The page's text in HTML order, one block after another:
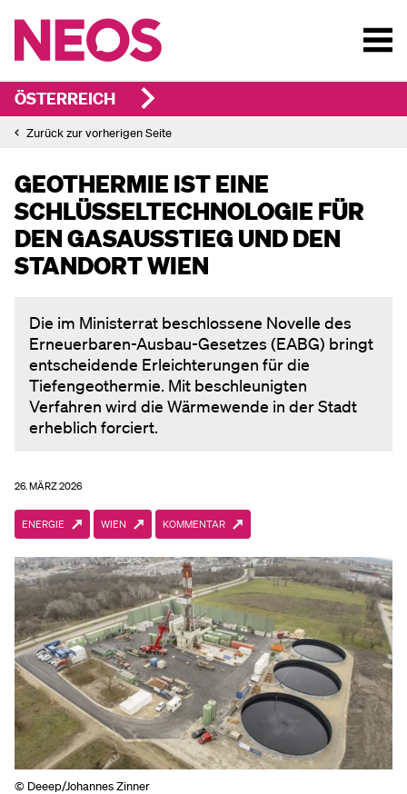
ÖSTERREICH
Zurück zur vorherigen Seite
GEOTHERMIE IST EINE
SCHLÜSSELTECHNOLOGIE FÜR
DEN GASAUSSTIEG UND DEN
STANDORT WIEN
Die im Ministerrat beschlossene Novelle des
Erneuerbaren-Ausbau-Gesetzes (EABG) bringt
entscheidende Erleichterungen für die
Tiefengeothermie. Mit beschleunigten
Verfahren wird die Wärmewende in der Stadt
erheblich forciert.
26. MÄRZ 2026
ENERGIE WIEN KOMMENTAR
© Deeep/Johannes Zinner